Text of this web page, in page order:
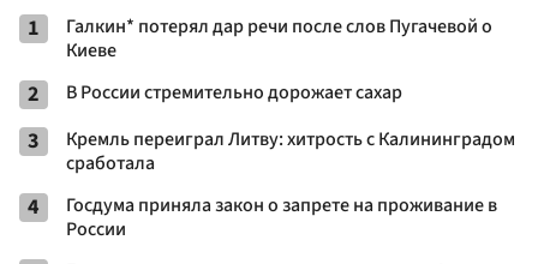
1
Галкин* потерял дар речи после слов Пугачевой о
Киеве
2 В России стремительно дорожает сахар
3
Кремль переиграл Литву: хитрость с Калининградом
сработала
4
Госдума приняла закон о запрете на проживание в
России